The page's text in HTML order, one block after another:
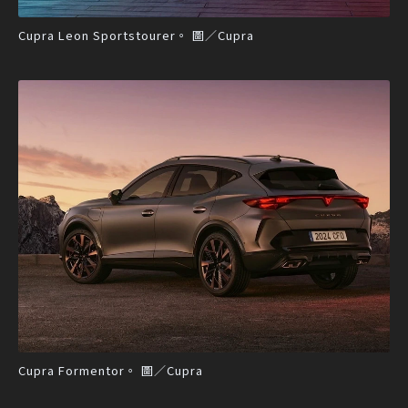
Cupra Leon Sportstourer。 圖／Cupra
Cupra Formentor。 圖／Cupra